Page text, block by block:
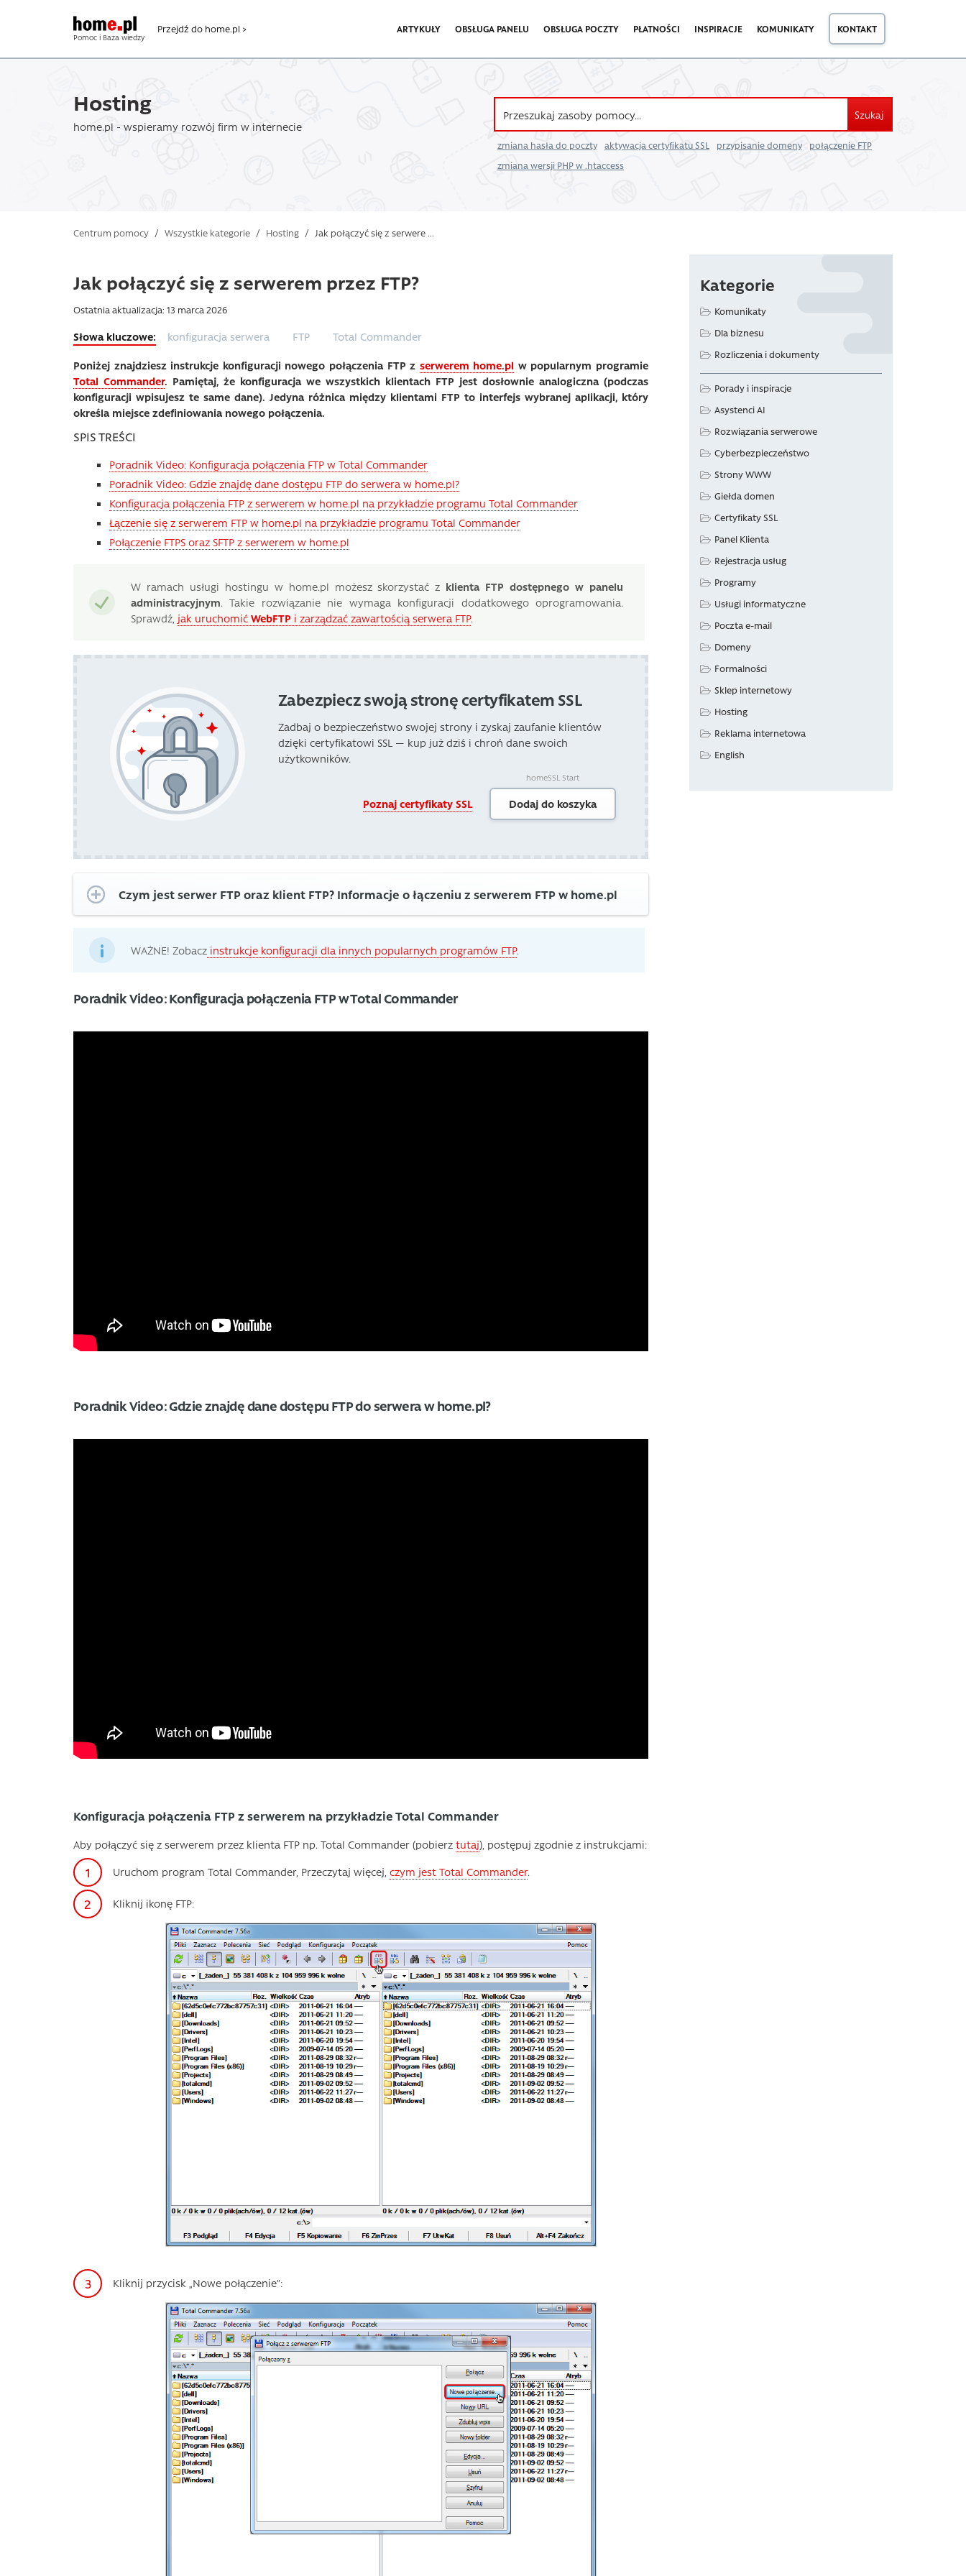
Pomoc i Baza wiedzy
Przejdź do home.pl > ARTYKUŁY OBSŁUGA PANELU OBSŁUGA POCZTY PŁATNOŚCI INSPIRACJE KOMUNIKATY KONTAKT
Hosting
home.pl - wspieramy rozwój firm w internecie
Szukaj
zmiana hasła do poczty aktywacja certyfikatu SSL przypisanie domeny
połączenie FTP
zmiana wersji PHP w .htaccess
Centrum pomocy / Wszystkie kategorie / Hosting / Jak połączyć się z serwere ...
Jak połączyć się z serwerem przez FTP?
Ostatnia aktualizacja: 13 marca 2026
konfiguracja serwera FTP
Total Commander
Poniżej znajdziesz instrukcje konfiguracji nowego połączenia FTP z serwerem home.pl w popularnym programie
Total Commander. Pamiętaj, że konfiguracja we wszystkich klientach FTP jest dosłownie analogiczna (podczas
konfiguracji wpisujesz te same dane). Jedyna różnica między klientami FTP to interfejs wybranej aplikacji, który
określa miejsce zdefiniowania nowego połączenia.
SPIS TREŚCI
Poradnik Video: Konfiguracja połączenia FTP w Total Commander
Poradnik Video: Gdzie znajdę dane dostępu FTP do serwera w home.pl?
Konfiguracja połączenia FTP z serwerem w home.pl na przykładzie programu Total Commander
Łączenie się z serwerem FTP w home.pl na przykładzie programu Total Commander
Połączenie FTPS oraz SFTP z serwerem w home.pl
W ramach usługi hostingu w home.pl możesz skorzystać z klienta FTP dostępnego w panelu
administracyjnym. Takie rozwiązanie nie wymaga konfiguracji dodatkowego oprogramowania.
Sprawdź, jak uruchomić WebFTP i zarządzać zawartością serwera FTP.
Zabezpiecz swoją stronę certyfikatem SSL
Zadbaj o bezpieczeństwo swojej strony i zyskaj zaufanie klientów
dzięki certyfikatowi SSL — kup już dziś i chroń dane swoich
użytkowników.
Poznaj certyfikaty SSL
homeSSL Start
Dodaj do koszyka
Czym jest serwer FTP oraz klient FTP? Informacje o łączeniu z serwerem FTP w home.pl
WAŻNE! Zobacz instrukcje konfiguracji dla innych popularnych programów FTP.
Poradnik Video: Konfiguracja połączenia FTP w Total Commander
Poradnik Video: Gdzie znajdę dane dostępu FTP do serwera w home.pl?
Konfiguracja połączenia FTP z serwerem na przykładzie Total Commander
Aby połączyć się z serwerem przez klienta FTP np. Total Commander (pobierz tutaj), postępuj zgodnie z instrukcjami:
Uruchom program Total Commander, Przeczytaj więcej, czym jest Total Commander.
Kliknij ikonę FTP:
Kliknij przycisk „Nowe połączenie”:
Kategorie
Komunikaty
Dla biznesu
Rozliczenia i dokumenty
Porady i inspiracje
Asystenci AI
Rozwiązania serwerowe
Cyberbezpieczeństwo
Strony WWW
Giełda domen
Certyfikaty SSL
Panel Klienta
Rejestracja usług
Programy
Usługi informatyczne
Poczta e-mail
Domeny
Formalności
Sklep internetowy
Hosting
Reklama internetowa
English